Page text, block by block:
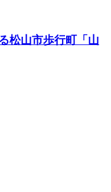
松山市歩行町「山